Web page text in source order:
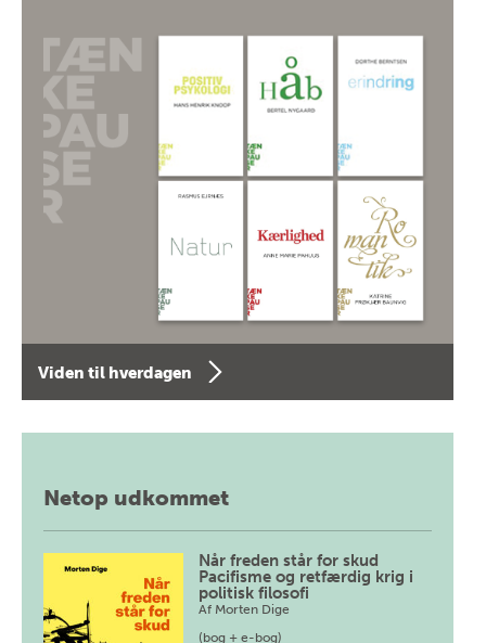
Viden til hverdagen
Netop udkommet
Når freden står for skud
Pacifisme og retfærdig krig i
politisk filosofi
Af Morten Dige
(bog + e-bog)